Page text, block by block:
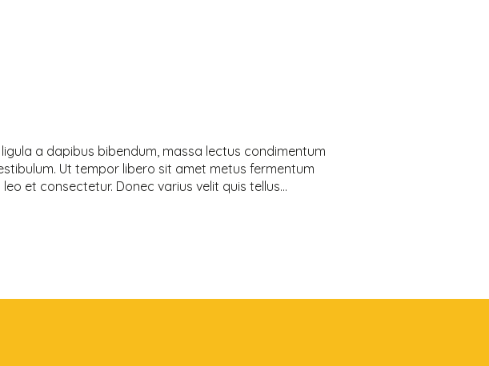
a dapibus bibendum, massa lectus condimentum
Ut tempor libero sit amet metus fermentum
et consectetur. Donec varius velit quis tellus...